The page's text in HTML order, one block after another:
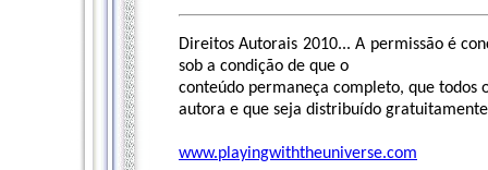
Direitos Autorais 2010... A permissão é
sob a condição de que o
conteúdo permaneça completo, que todos
autora e que seja distribuído
www.playingwiththeuniverse.com